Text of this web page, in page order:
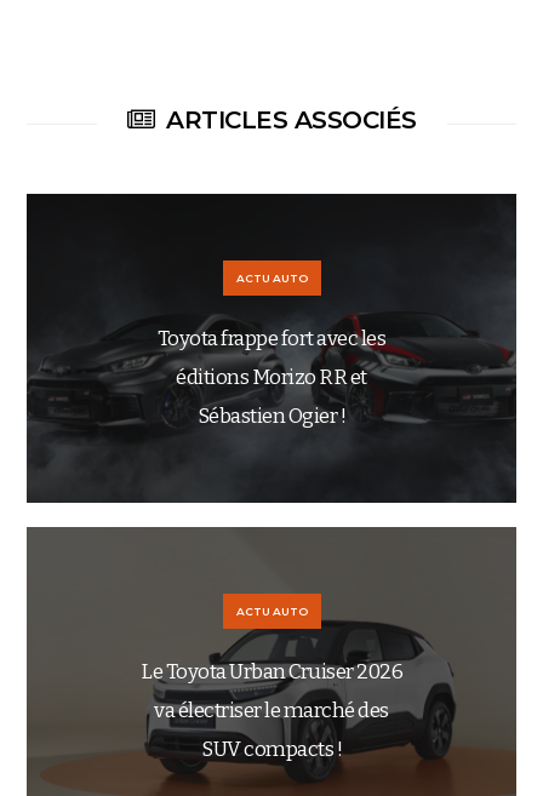
ARTICLES ASSOCIÉS
ACTU AUTO
Toyota frappe fort avec les
éditions Morizo RR et
Sébastien Ogier !
ACTU AUTO
Le Toyota Urban Cruiser 2026
va électriser le marché des
SUV compacts !